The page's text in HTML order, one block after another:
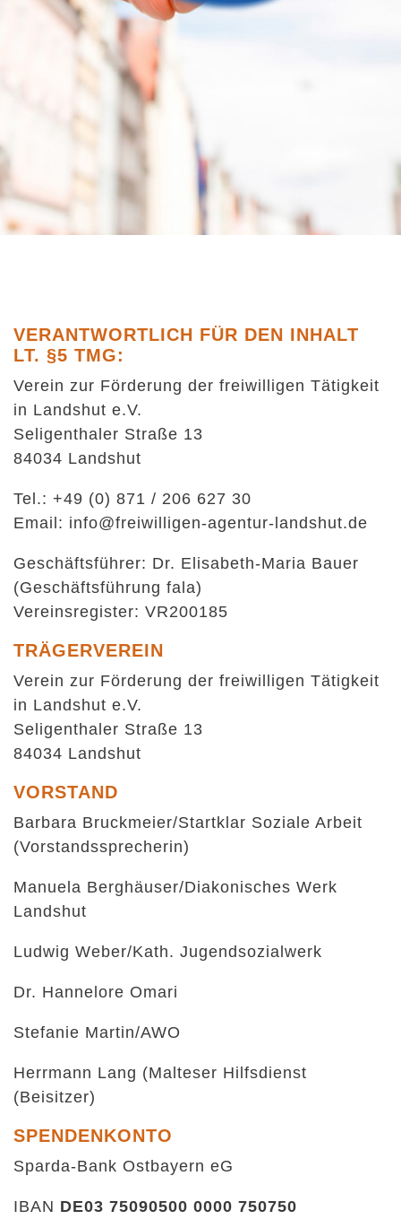
VERANTWORTLICH FÜR DEN INHALT
LT. §5 TMG:
Verein zur Förderung der freiwilligen Tätigkeit
in Landshut e.V.
Seligenthaler Straße 13
84034 Landshut
Tel.: +49 (0) 871 / 206 627 30
Email: info@freiwilligen-agentur-landshut.de
Geschäftsführer: Dr. Elisabeth-Maria Bauer
(Geschäftsführung fala)
Vereinsregister: VR200185
TRÄGERVEREIN
Verein zur Förderung der freiwilligen Tätigkeit
in Landshut e.V.
Seligenthaler Straße 13
84034 Landshut
VORSTAND
Barbara Bruckmeier/Startklar Soziale Arbeit
(Vorstandssprecherin)
Manuela Berghäuser/Diakonisches Werk
Landshut
Ludwig Weber/Kath. Jugendsozialwerk
Dr. Hannelore Omari
Stefanie Martin/AWO
Herrmann Lang (Malteser Hilfsdienst
(Beisitzer)
SPENDENKONTO
Sparda-Bank Ostbayern eG
IBAN DE03 75090500 0000 750750